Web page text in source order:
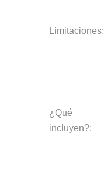
Limitaciones:
¿Qué
incluyen?: